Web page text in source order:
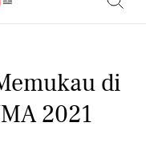
di
2021